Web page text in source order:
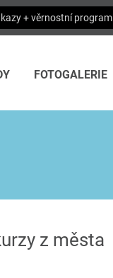
+ věrnostní program
FOTOGALERIE
z města